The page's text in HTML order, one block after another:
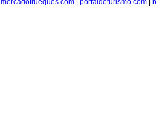
mercadotrueques.com| portaldeturismo.com|